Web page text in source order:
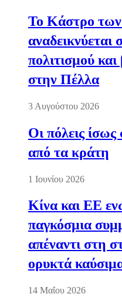
Το Κάστρο
αναδεικνύεται
πολιτισμού
στην Πέλλα
3 Αυγούστου 2026
Οι πόλεις
από τα κράτη
1 Ιουνίου 2026
Κίνα και ΕΕ
παγκόσμια
απέναντι στη
ορυκτά
14 Μαΐου 2026